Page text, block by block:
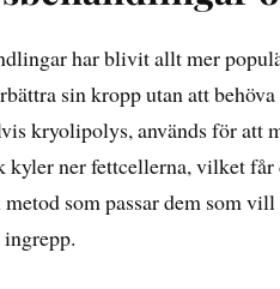
har blivit allt mer
sin kropp utan att
kryolipolys, används för att
kyler ner fettcellerna, vilket
som passar dem som